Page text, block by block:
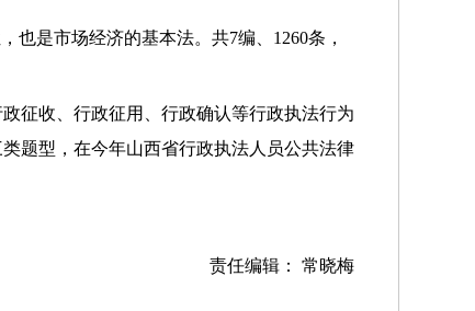
也是市场经济的基本法。共7编、1260条，
征收、行政征用、行政确认等行政执法行为
题型，在今年山西省行政执法人员公共法律
责任编辑： 常晓梅